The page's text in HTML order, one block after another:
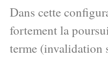
Dans cette
fortement la
terme (invalidation